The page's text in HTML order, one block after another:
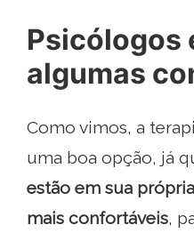
Psicólogos
algumas
Como vimos, a
uma boa opção, já
estão em sua
mais confortáveis,